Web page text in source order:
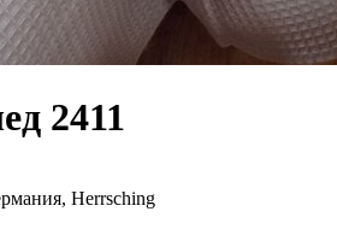
2411
Herrsching